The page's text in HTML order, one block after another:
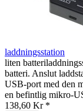
laddningsstation
liten
batteri. Anslut
USB-port med den
en befintlig mikro-
138,60 Kr *